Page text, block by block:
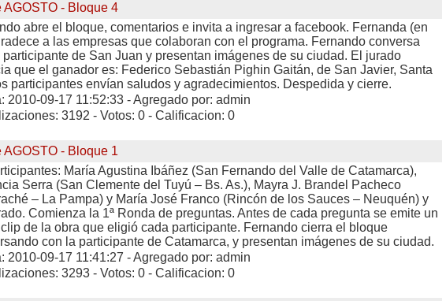
AGOSTO - Bloque 4
abre el bloque, comentarios e invita a ingresar a facebook. Fernanda (en
a las empresas que colaboran con el programa. Fernando conversa
participante de San Juan y presentan imágenes de su ciudad. El jurado
que el ganador es: Federico Sebastián Pighin Gaitán, de San Javier, Santa
participantes envían saludos y agradecimientos. Despedida y cierre.
2010-09-17 11:52:33 - Agregado por: admin
3192 - Votos: 0 - Calificacion: 0
AGOSTO - Bloque 1
María Agustina Ibáñez (San Fernando del Valle de Catamarca),
Serra (San Clemente del Tuyú – Bs. As.), Mayra J. Brandel Pacheco
– La Pampa) y María José Franco (Rincón de los Sauces – Neuquén) y
Comienza la 1ª Ronda de preguntas. Antes de cada pregunta se emite un
de la obra que eligió cada participante. Fernando cierra el bloque
con la participante de Catamarca, y presentan imágenes de su ciudad.
2010-09-17 11:41:27 - Agregado por: admin
3293 - Votos: 0 - Calificacion: 0